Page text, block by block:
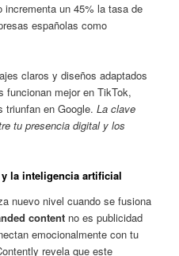
un 45% la tasa de
españolas como
claros y diseños adaptados
funcionan mejor en TikTok,
triunfan en Google.La clave
tu presencia digital y los
la inteligencia artificial
nuevo nivel cuando se fusiona
content no es publicidad
emocionalmente con tu
revela que este